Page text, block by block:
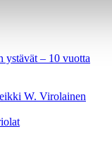
ystävät – 10 vuotta
W. Virolainen